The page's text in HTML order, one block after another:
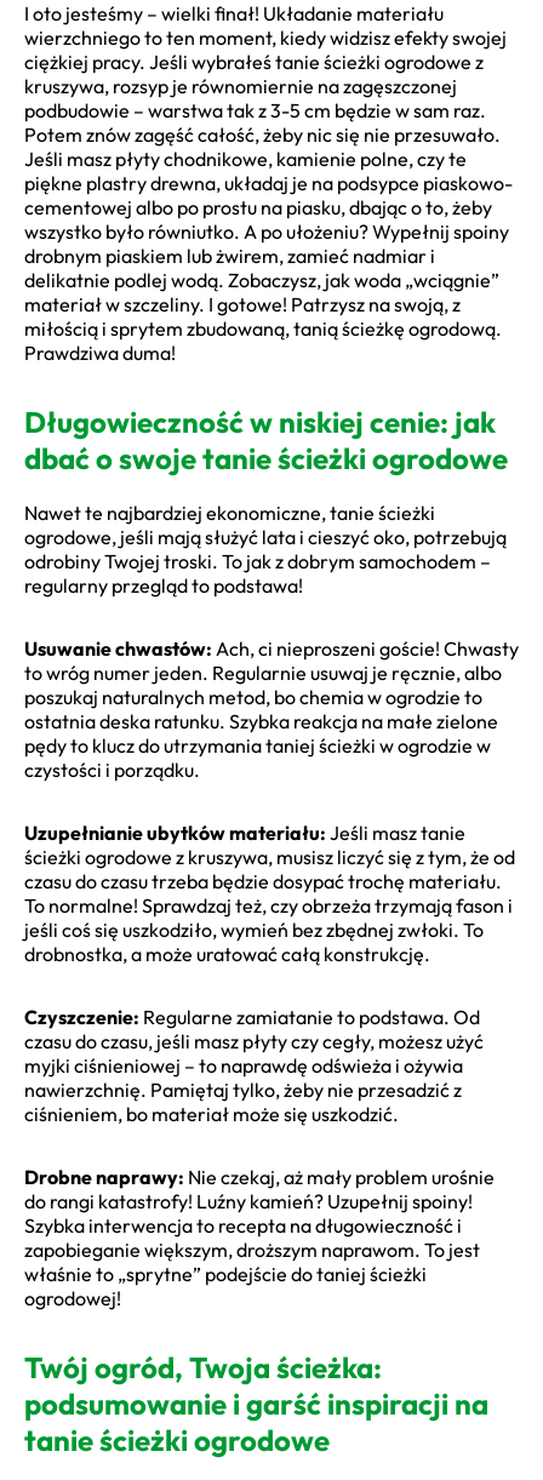
I oto jesteśmy – wielki finał! Układanie materiału
wierzchniego to ten moment, kiedy widzisz efekty swojej
ciężkiej pracy. Jeśli wybrałeś tanie ścieżki ogrodowe z
kruszywa, rozsyp je równomiernie na zagęszczonej
podbudowie – warstwa tak z 3-5 cm będzie w sam raz.
Potem znów zagęść całość, żeby nic się nie przesuwało.
Jeśli masz płyty chodnikowe, kamienie polne, czy te
piękne plastry drewna, układaj je na podsypce piaskowo-
cementowej albo po prostu na piasku, dbając o to, żeby
wszystko było równiutko. A po ułożeniu? Wypełnij spoiny
drobnym piaskiem lub żwirem, zamieć nadmiar i
delikatnie podlej wodą. Zobaczysz, jak woda „wciągnie”
materiał w szczeliny. I gotowe! Patrzysz na swoją, z
miłością i sprytem zbudowaną, tanią ścieżkę ogrodową.
Prawdziwa duma!
Długowieczność w niskiej cenie: jak
dbać o swoje tanie ścieżki ogrodowe
Nawet te najbardziej ekonomiczne, tanie ścieżki
ogrodowe, jeśli mają służyć lata i cieszyć oko, potrzebują
odrobiny Twojej troski. To jak z dobrym samochodem –
regularny przegląd to podstawa!
Usuwanie chwastów: Ach, ci nieproszeni goście! Chwasty
to wróg numer jeden. Regularnie usuwaj je ręcznie, albo
poszukaj naturalnych metod, bo chemia w ogrodzie to
ostatnia deska ratunku. Szybka reakcja na małe zielone
pędy to klucz do utrzymania taniej ścieżki w ogrodzie w
czystości i porządku.
Uzupełnianie ubytków materiału: Jeśli masz tanie
ścieżki ogrodowe z kruszywa, musisz liczyć się z tym, że od
czasu do czasu trzeba będzie dosypać trochę materiału.
To normalne! Sprawdzaj też, czy obrzeża trzymają fason i
jeśli coś się uszkodziło, wymień bez zbędnej zwłoki. To
drobnostka, a może uratować całą konstrukcję.
Czyszczenie: Regularne zamiatanie to podstawa. Od
czasu do czasu, jeśli masz płyty czy cegły, możesz użyć
myjki ciśnieniowej – to naprawdę odświeża i ożywia
nawierzchnię. Pamiętaj tylko, żeby nie przesadzić z
ciśnieniem, bo materiał może się uszkodzić.
Drobne naprawy: Nie czekaj, aż mały problem urośnie
do rangi katastrofy! Luźny kamień? Uzupełnij spoiny!
Szybka interwencja to recepta na długowieczność i
zapobieganie większym, droższym naprawom. To jest
właśnie to „sprytne” podejście do taniej ścieżki
ogrodowej!
Twój ogród, Twoja ścieżka:
podsumowanie i garść inspiracji na
tanie ścieżki ogrodowe